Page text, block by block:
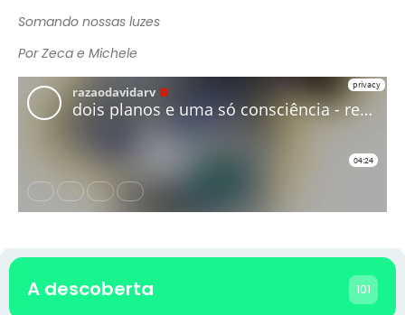
Somando nossas luzes
Por Zeca e Michele
A descoberta 101